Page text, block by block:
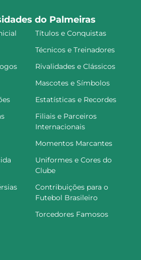
do Palmeiras
Títulos e Conquistas
Técnicos e Treinadores
Rivalidades e Clássicos
Mascotes e Símbolos
Estatísticas e Recordes
Filiais e Parceiros
Internacionais
Momentos Marcantes
Uniformes e Cores do
Clube
Contribuições para o
Futebol Brasileiro
Torcedores Famosos